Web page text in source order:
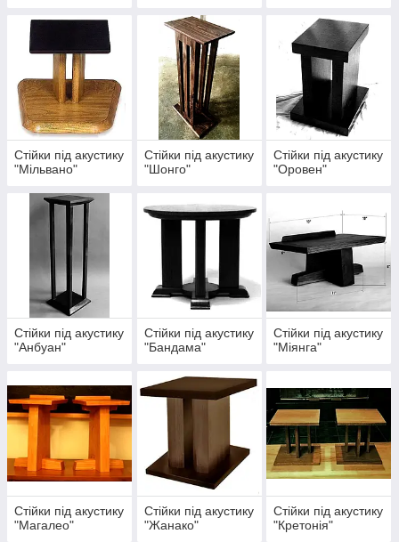
Стійки під акустику
"Мільвано"
Стійки під акустику
"Шонго"
Стійки під акустику
"Оровен"
Стійки під акустику
"Анбуан"
Стійки під акустику
"Бандама"
Стійки під акустику
"Міянга"
Стійки під акустику
"Магалео"
Стійки під акустику
"Жанако"
Стійки під акустику
"Кретонія"